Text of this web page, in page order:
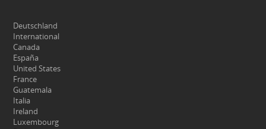
Deutschland
International
Canada
España
United States
France
Guatemala
Italia
Ireland
Luxembourg